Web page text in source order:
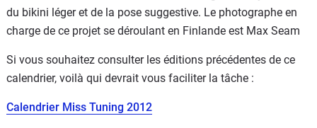
du bikini léger et de la pose suggestive. Le photographe en
charge de ce projet se déroulant en Finlande est Max Seam
Si vous souhaitez consulter les éditions précédentes de ce
calendrier, voilà qui devrait vous faciliter la tâche :
Calendrier Miss Tuning 2012